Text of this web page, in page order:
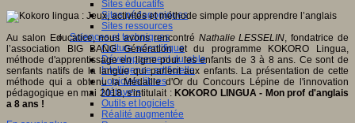
Sites éducatifs
Sites pédagogiques
Sites ressources
Sciences et techniques
Culture scientifique
Développement durable
Intelligence artificielle
Logiciels libres
Métavers
Outils et logiciels
Réalité augmentée
Au salon Educatice, nous avons rencontré Nathalie LESSELIN , fondatrice de
l’association BIG BANG Génération et du programme KOKORO Lingua,
méthode d'apprentissage en ligne pour les enfants de 3 à 8 ans. Ce sont de
senfants natifs de la langue qui parlent aux enfants. La présentation de cette
méthode qui a obtenu la Médaille d'Or du Concours Lépine de l'innovation
pédagogique en mai 2018, s'intitulait :KOKORO LINGUA - Mon prof d'anglais
a 8 ans !